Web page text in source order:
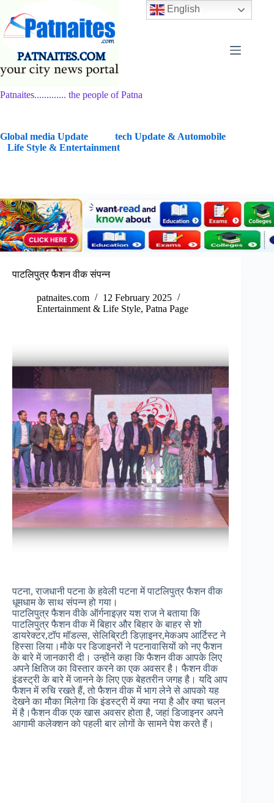
content
Patnaites............. the people of Patna
Global media Update
tech Update & Automobile
Life Style & Entertainment
पाटलिपुत्र फैशन वीक संपन्न
patnaites.com
12 February 2025
Entertainment & Life Style, Patna Page
पटना, राजधानी पटना के हवेली पटना में पाटलिपुत्र फैशन वीक
धूमधाम के साथ संपन्न हो गया।
पाटलिपुत्र फैशन वीके ऑर्गनाइज़र यश राज ने बताया कि
पाटलिपुत्र फैशन वीक में बिहार और बिहार के बाहर से शो
डायरेक्टर,टॉप मॉडल्स, सेलिब्रिटी डिज़ाइनर,मेकअप आर्टिस्ट ने
हिस्सा लिया।मौके पर डिजाइनरों ने पटनावासियों को नए फैशन
के बारे में जानकारी दी। उन्होंने कहा कि फैशन वीक आपके लिए
अपने क्षितिज का विस्तार करने का एक अवसर है। फैशन वीक
इंडस्ट्री के बारे में जानने के लिए एक बेहतरीन जगह है। यदि आप
फैशन में रुचि रखते हैं, तो फैशन वीक में भाग लेने से आपको यह
देखने का मौका मिलेगा कि इंडस्ट्री में क्या नया है और क्या चलन
में है।फैशन वीक एक खास अवसर होता है, जहां डिजाइनर अपने
आगामी कलेक्शन को पहली बार लोगों के सामने पेश करते हैं।
English